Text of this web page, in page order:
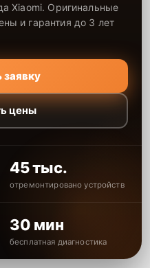
Xiaomi. Оригинальные
и гарантия до 3 лет
заявку
цены
45 тыс.
отремонтировано устройств
30 мин
бесплатная диагностика